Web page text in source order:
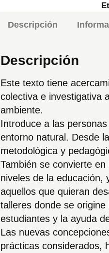
Descripción
Descripción
Este texto tiene
colectiva e investigativa
ambiente.
Introduce a las
entorno natural. Desde
metodológica y
También se convierte
niveles de la educación,
aquellos que quieran
talleres donde se
estudiantes y la ayuda
Las nuevas
prácticas considerados,